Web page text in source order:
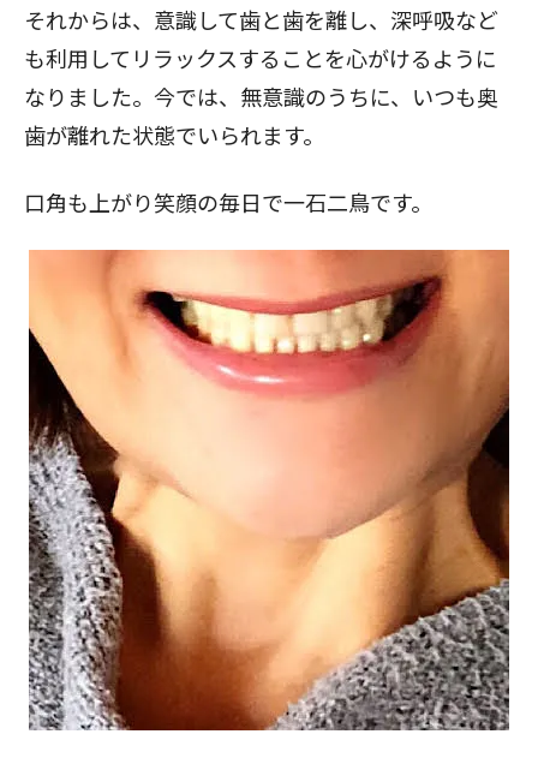
それからは、意識して歯と歯を離し、深呼吸など
も利用してリラックスすることを心がけるように
なりました。今では、無意識のうちに、いつも奥
歯が離れた状態でいられます。
口角も上がり笑顔の毎日で一石二鳥です。